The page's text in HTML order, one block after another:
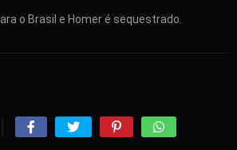
o Brasil e Homer é sequestrado.